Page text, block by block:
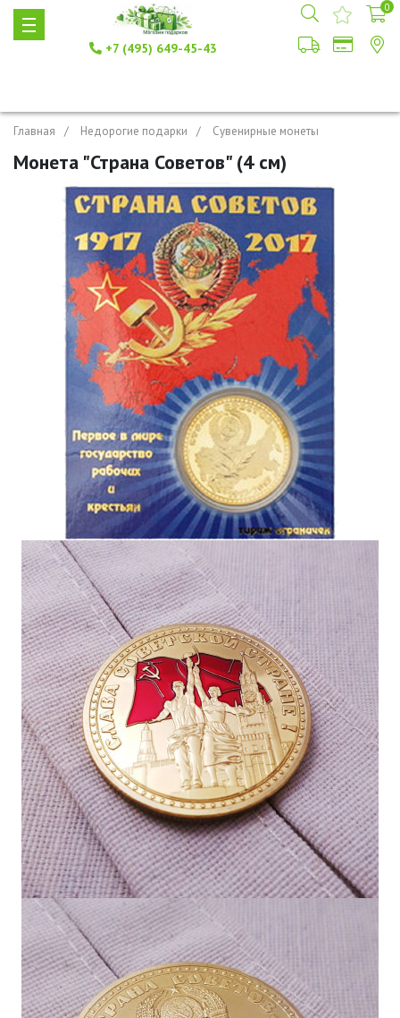
+7 (495) 649-45-43
0
Главная Недорогие подарки Сувенирные монеты
Монета "Страна Советов" (4 см)